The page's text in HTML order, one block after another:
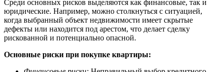
Среди основных рисков выделяются как финансовые, так и
юридические. Например, можно столкнуться с ситуацией,
когда выбранный объект недвижимости имеет скрытые
дефекты или находится под арестом, что делает сделку
рискованной и потенциально опасной.
Основные риски при покупке квартиры: